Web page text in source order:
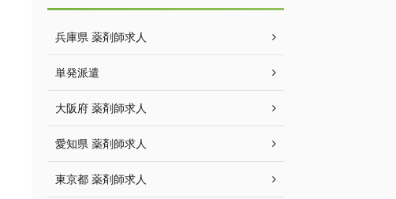
兵庫県 薬剤師求人
単発派遣
大阪府 薬剤師求人
愛知県 薬剤師求人
東京都 薬剤師求人